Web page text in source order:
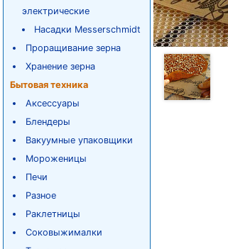
электрические
Насадки Messerschmidt
Проращивание зерна
Хранение зерна
Бытовая техника
Аксессуары
Блендеры
Вакуумные упаковщики
Мороженицы
Печи
Разное
Раклетницы
Соковыжималки